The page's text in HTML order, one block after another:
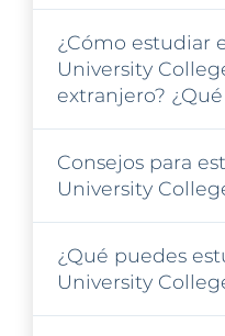
¿Cómo estudiar
University
extranjero?
Consejos para
University
¿Qué puedes
University